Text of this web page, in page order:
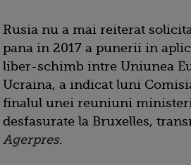
Rusia nu a mai reiterat
pana in 2017 a punerii in
liber-schimb intre Uniunea
Ucraina, a indicat luni
finalul unei reuniuni
desfasurate la Bruxelles,
Agerpres.